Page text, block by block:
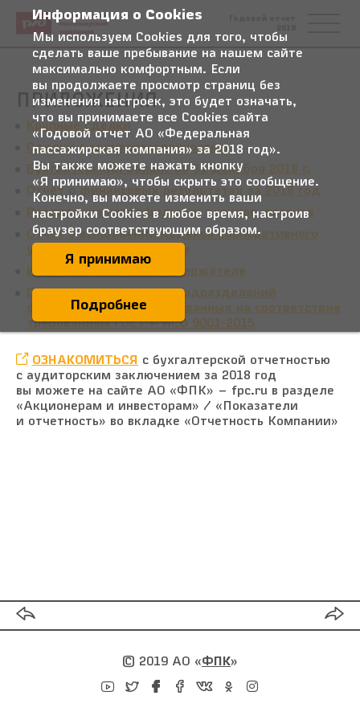
Федеральная
пассажирская
ПРИЛОЖЕНИЯ
Крупные сделки
Сделки с заинтересованностью
Бухгалтерский баланс на 31 декабря 2018 г.
Отчет о финансовых результатах за 2018 год
Реализация непрофильных активов, вагонов
Отчет о выполнении Кодекса корпоративного
управления Банка России
Информация о реестродержателе
Перечень структурных подразделений
филиалов, сертифицированных на соответствие
требованиям ГОСТ Р ИСО 9001-2015
ОЗНАКОМИТЬСЯ
с бухгалтерской отчетностью
с аудиторским заключением за 2018 год
вы можете на сайте АО «ФПК» — fpc.ru в разделе
«Акционерам и инвесторам» / «Показатели
и отчетность» во вкладке «Отчетность Компании»
© 2019 АО «ФПК»
Информация о Cookies
Мы используем Cookies для того, чтобы
сделать ваше пребывание на нашем сайте
максимально комфортным. Если
вы продолжаете просмотр страниц без
изменения настроек, это будет означать,
что вы принимаете все Cookies сайта
«Годовой отчет АО «Федеральная
пассажирская компания» за 2018 год».
Вы также можете нажать кнопку
«Я принимаю», чтобы скрыть это сообщение.
Конечно, вы можете изменить ваши
настройки Cookies в любое время, настроив
браузер соответствующим образом.
Я принимаю
Подробнее